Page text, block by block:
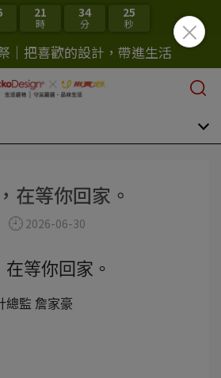
21
時
34
分
24
秒
｜把喜歡的設計，帶進生活
在等你回家。
2026-06-30
等你回家。
總監 詹家豪